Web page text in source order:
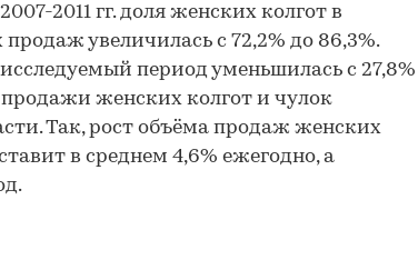
2011 гг. доля женских колгот в
увеличилась с 72,2% до 86,3%.
период уменьшилась с 27,8%
продажи женских колгот и чулок
Так, рост объёма продаж женских
в среднем 4,6% ежегодно, а